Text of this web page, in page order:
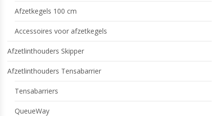
Afzetkegels 100 cm
Accessoires voor afzetkegels
Afzetlinthouders Skipper
Afzetlinthouders Tensabarrier
Tensabarriers
QueueWay